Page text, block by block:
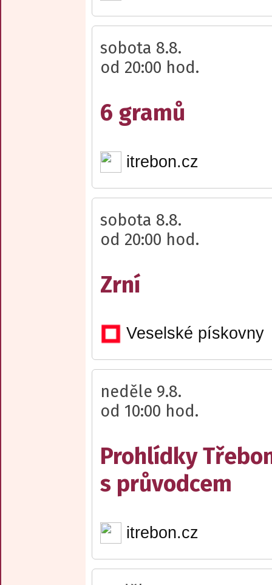
sobota 8.8.
od 20:00 hod.
6 gramů
itrebon.cz
sobota 8.8.
od 20:00 hod.
Zrní
Veselské pískovny
neděle 9.8.
od 10:00 hod.
Prohlídky
s průvodcem
itrebon.cz